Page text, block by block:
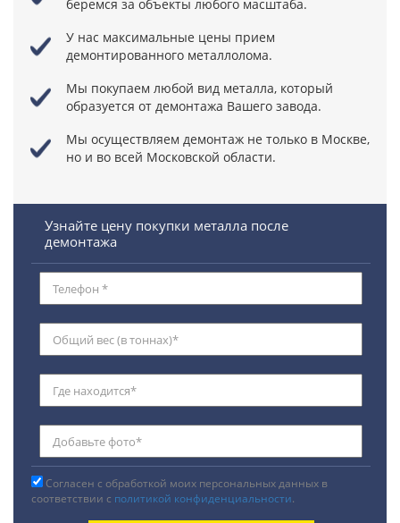
беремся за объекты любого масштаба.
У нас максимальные цены прием
демонтированного металлолома.
Мы покупаем любой вид металла, который
образуется от демонтажа Вашего завода.
Мы осуществляем демонтаж не только в Москве,
но и во всей Московской области.
Узнайте цену покупки металла после
демонтажа
Согласен с обработкой моих персональных данных в
соответствии с политикой конфиденциальности.